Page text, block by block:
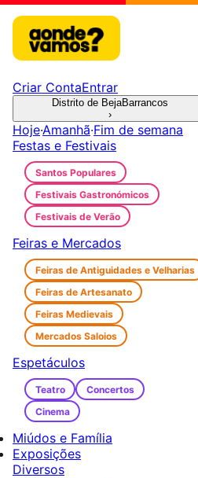
Criar ContaEntrar
Distrito de BejaBarrancos
›
Hoje·Amanhã·Fim de semana
Festas e Festivais
Santos Populares
Festivais Gastronómicos
Festivais de Verão
Feiras e Mercados
Feiras de Antiguidades e Velharias
Feiras de Artesanato
Feiras Medievais
Mercados Saloios
Espetáculos
Teatro
Concertos
Cinema
Miúdos e Família
Exposições
Diversos